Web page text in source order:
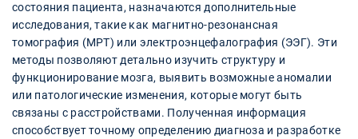
состояния пациента, назначаются дополнительные
исследования, такие как магнитно-резонансная
томография (МРТ) или электроэнцефалография (ЭЭГ). Эти
методы позволяют детально изучить структуру и
функционирование мозга, выявить возможные аномалии
или патологические изменения, которые могут быть
связаны с расстройствами. Полученная информация
способствует точному определению диагноза и разработке